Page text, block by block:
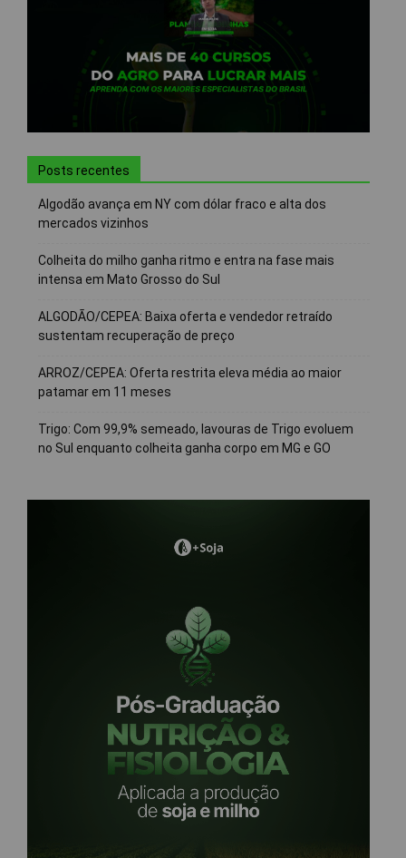
Posts recentes
Algodão avança em NY com dólar fraco e alta dos
mercados vizinhos
Colheita do milho ganha ritmo e entra na fase mais
intensa em Mato Grosso do Sul
ALGODÃO/CEPEA: Baixa oferta e vendedor retraído
sustentam recuperação de preço
ARROZ/CEPEA: Oferta restrita eleva média ao maior
patamar em 11 meses
Trigo: Com 99,9% semeado, lavouras de Trigo evoluem
no Sul enquanto colheita ganha corpo em MG e GO